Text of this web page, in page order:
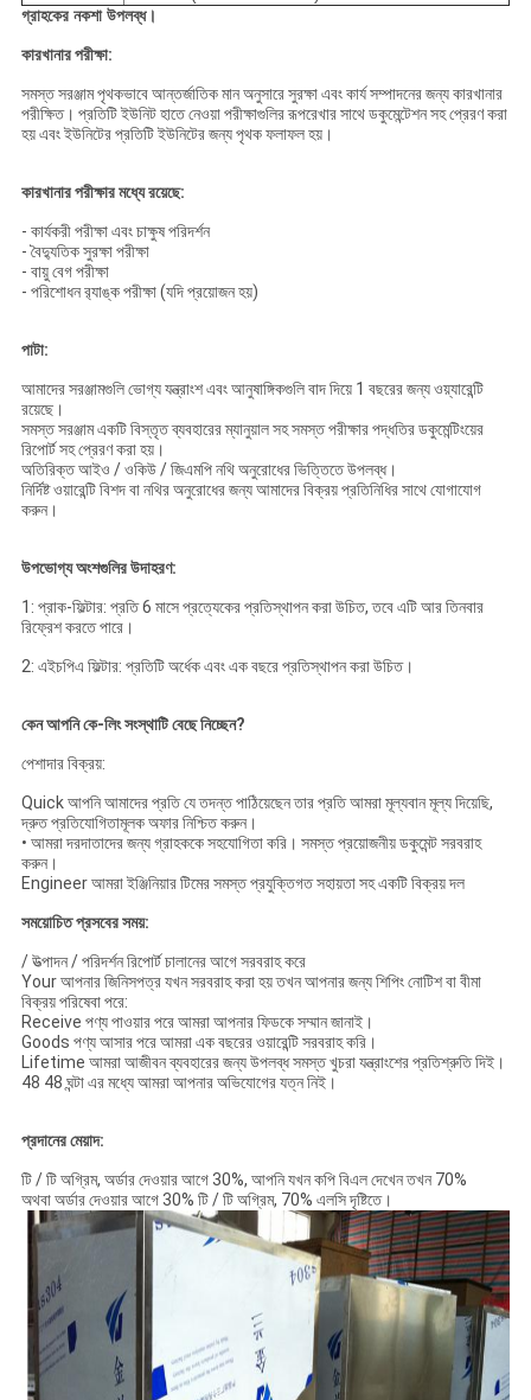
গ্রাহকের নকশা উপলব্ধ।
কারখানার পরীক্ষা:
সমস্ত সরঞ্জাম পৃথকভাবে আন্তর্জাতিক মান অনুসারে সুরক্ষা এবং কার্য সম্পাদনের জন্য কারখানার
পরীক্ষিত। প্রতিটি ইউনিট হাতে নেওয়া পরীক্ষাগুলির রূপরেখার সাথে ডকুমেন্টেশন সহ প্রেরণ করা
হয় এবং ইউনিটের প্রতিটি ইউনিটের জন্য পৃথক ফলাফল হয়।
কারখানার পরীক্ষার মধ্যে রয়েছে:
- কার্যকরী পরীক্ষা এবং চাক্ষুষ পরিদর্শন
- বৈদ্যুতিক সুরক্ষা পরীক্ষা
- বায়ু বেগ পরীক্ষা
- পরিশোধন র‌্যাঙ্ক পরীক্ষা (যদি প্রয়োজন হয়)
পাটা:
আমাদের সরঞ্জামগুলি ভোগ্য যন্ত্রাংশ এবং আনুষাঙ্গিকগুলি বাদ দিয়ে 1 বছরের জন্য ওয়্যারেন্টি
রয়েছে।
সমস্ত সরঞ্জাম একটি বিস্তৃত ব্যবহারের ম্যানুয়াল সহ সমস্ত পরীক্ষার পদ্ধতির ডকুমেন্টিংয়ের
রিপোর্ট সহ প্রেরণ করা হয়।
অতিরিক্ত আইও / ওকিউ / জিএমপি নথি অনুরোধের ভিত্তিতে উপলব্ধ।
নির্দিষ্ট ওয়ারেন্টি বিশদ বা নথির অনুরোধের জন্য আমাদের বিক্রয় প্রতিনিধির সাথে যোগাযোগ
করুন।
উপভোগ্য অংশগুলির উদাহরণ:
1: প্রাক-ফিল্টার: প্রতি 6 মাসে প্রত্যেকের প্রতিস্থাপন করা উচিত, তবে এটি আর তিনবার
রিফ্রেশ করতে পারে।
2: এইচপিএ ফিল্টার: প্রতিটি অর্ধেক এবং এক বছরে প্রতিস্থাপন করা উচিত।
কেন আপনি কে-লিং সংস্থাটি বেছে নিচ্ছেন?
পেশাদার বিক্রয়:
Quick আপনি আমাদের প্রতি যে তদন্ত পাঠিয়েছেন তার প্রতি আমরা মূল্যবান মূল্য দিয়েছি,
দ্রুত প্রতিযোগিতামূলক অফার নিশ্চিত করুন।
• আমরা দরদাতাদের জন্য গ্রাহককে সহযোগিতা করি। সমস্ত প্রয়োজনীয় ডকুমেন্ট সরবরাহ
করুন।
Engineer আমরা ইঞ্জিনিয়ার টিমের সমস্ত প্রযুক্তিগত সহায়তা সহ একটি বিক্রয় দল
সময়োচিত প্রসবের সময়:
/ উত্পাদন / পরিদর্শন রিপোর্ট চালানের আগে সরবরাহ করে
Your আপনার জিনিসপত্র যখন সরবরাহ করা হয় তখন আপনার জন্য শিপিং নোটিশ বা বীমা
বিক্রয় পরিষেবা পরে:
Receive পণ্য পাওয়ার পরে আমরা আপনার ফিডকে সম্মান জানাই।
Goods পণ্য আসার পরে আমরা এক বছরের ওয়ারেন্টি সরবরাহ করি।
Lifetime আমরা আজীবন ব্যবহারের জন্য উপলব্ধ সমস্ত খুচরা যন্ত্রাংশের প্রতিশ্রুতি দিই।
48 48 ঘন্টা এর মধ্যে আমরা আপনার অভিযোগের যত্ন নিই।
প্রদানের মেয়াদ:
টি / টি অগ্রিম, অর্ডার দেওয়ার আগে 30%, আপনি যখন কপি বিএল দেখেন তখন 70%
অথবা অর্ডার দেওয়ার আগে 30% টি / টি অগ্রিম, 70% এলসি দৃষ্টিতে।